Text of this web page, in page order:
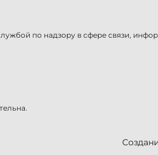
по надзору в сфере связи,